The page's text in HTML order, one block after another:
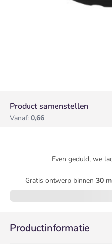
Product samenstellen
Vanaf: 0,66
Even geduld, we
Gratis ontwerp binnen 30
Productinformatie